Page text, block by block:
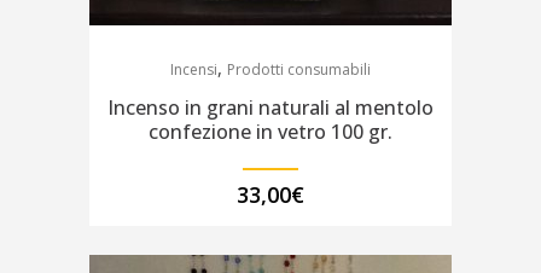
Incensi, Prodotti consumabili
Incenso in grani naturali al mentolo
confezione in vetro 100 gr.
33,00€